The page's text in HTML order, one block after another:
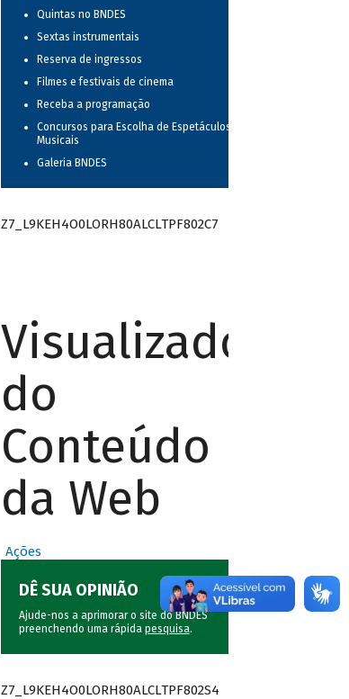
Quintas no BNDES
Sextas instrumentais
Reserva de ingressos
Filmes e festivais de cinema
Receba a programação
Concursos para Escolha de Espetáculos
Musicais
Galeria BNDES
Z7_L9KEH4O0LORH80ALCLTPF802C7
Visualizador
do
Conteúdo
da Web
Ações
DÊ SUA OPINIÃO
Ajude-nos a aprimorar o site do BNDES
preenchendo uma rápida pesquisa.
Z7_L9KEH4O0LORH80ALCLTPF802S4